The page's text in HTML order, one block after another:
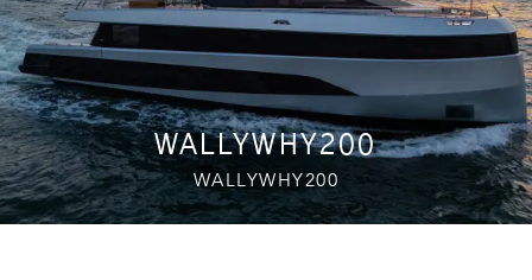
WALLYWHY200
WALLYWHY200